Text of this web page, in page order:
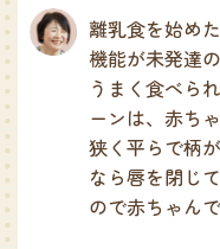
離乳食を始め
機能が未発達
うまく食べら
ーンは、赤ち
狭く平らで柄
なら唇を閉じ
ので赤ちゃん